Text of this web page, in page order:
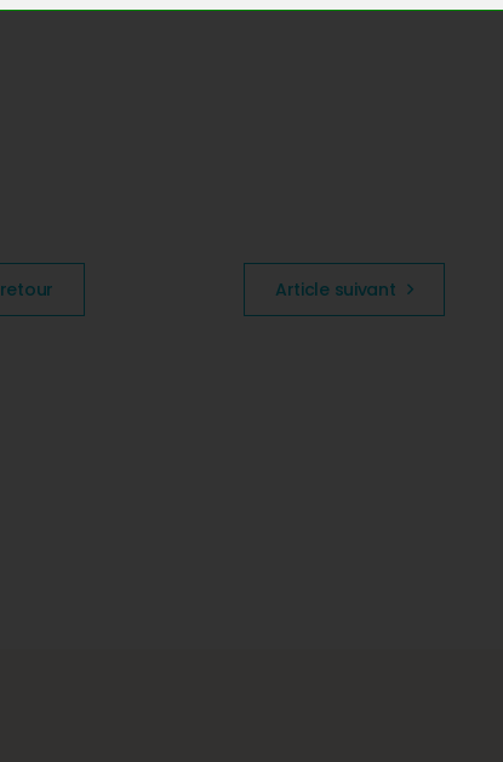
retour Article suivant